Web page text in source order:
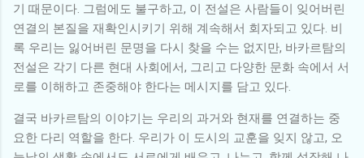
기 때문이다. 그럼에도 불구하고, 이 전설은 사람들이 잊어버린
연결의 본질을 재확인시키기 위해 계속해서 회자되고 있다. 비
록 우리는 잃어버린 문명을 다시 찾을 수는 없지만, 바카르탐의
전설은 각기 다른 현대 사회에서, 그리고 다양한 문화 속에서 서
로를 이해하고 존중해야 한다는 메시지를 담고 있다.
결국 바카르탐의 이야기는 우리의 과거와 현재를 연결하는 중
요한 다리 역할을 한다. 우리가 이 도시의 교훈을 잊지 않고, 오